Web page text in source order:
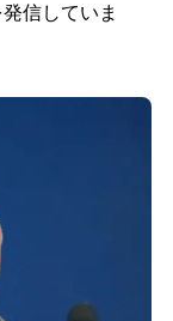
信していま